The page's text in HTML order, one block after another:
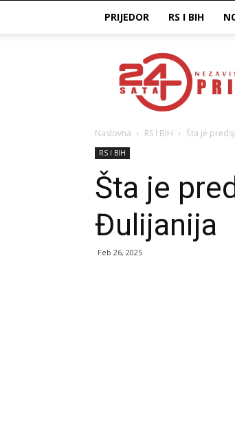
PRIJEDOR RS I BIH
Prijedor24H
Naslovna RS I BIH Šta je
RS I BIH
Šta je
Đulijanija
Feb 26, 2025